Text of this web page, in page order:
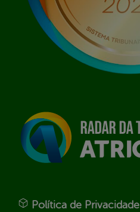
Política de Privacidade